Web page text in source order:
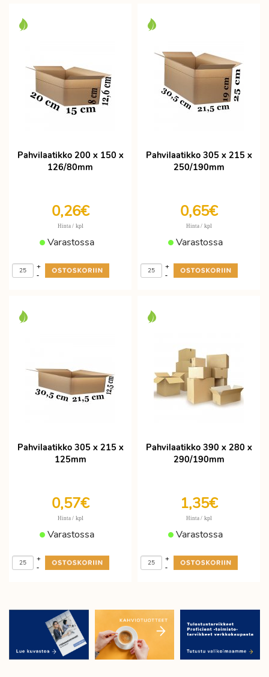
Pahvilaatikko 200 x 150 x
126/80mm
0,26€
Hinta / kpl
Varastossa
-
+
Pahvilaatikko 305 x 215 x
250/190mm
0,65€
Hinta / kpl
Varastossa
-
+
Pahvilaatikko 305 x 215 x
125mm
0,57€
Hinta / kpl
Varastossa
-
+
Pahvilaatikko 390 x 280 x
290/190mm
1,35€
Hinta / kpl
Varastossa
-
+